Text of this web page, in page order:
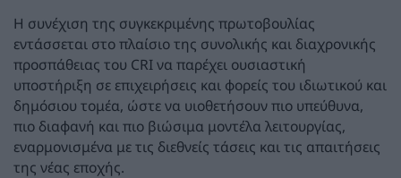
Η συνέχιση της συγκεκριμένης πρωτοβουλίας
εντάσσεται στο πλαίσιο της συνολικής και διαχρονικής
προσπάθειας του CRI να παρέχει ουσιαστική
υποστήριξη σε επιχειρήσεις και φορείς του ιδιωτικού και
δημόσιου τομέα, ώστε να υιοθετήσουν πιο υπεύθυνα,
πιο διαφανή και πιο βιώσιμα μοντέλα λειτουργίας,
εναρμονισμένα με τις διεθνείς τάσεις και τις απαιτήσεις
της νέας εποχής.